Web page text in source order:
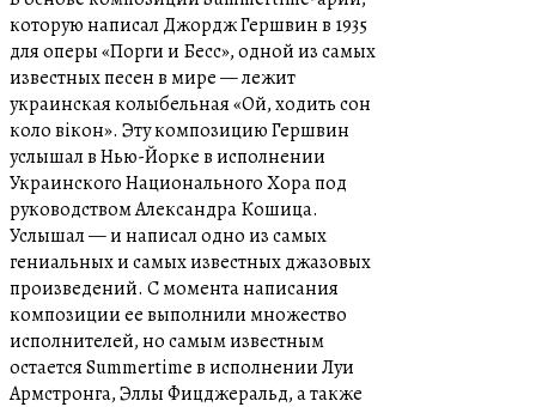
которую написал Джордж Гершвин в 1935
для оперы «Порги и Бесс», одной из самых
известных песен в мире — лежит
украинская колыбельная «Ой, ходить сон
коло вікон». Эту композицию Гершвин
услышал в Нью-Йорке в исполнении
Украинского Национального Хора под
руководством Александра Кошица.
Услышал — и написал одно из самых
гениальных и самых известных джазовых
произведений. С момента написания
композиции ее выполнили множество
исполнителей, но самым известным
остается Summertime в исполнении Луи
Армстронга, Эллы Фицджеральд, а также